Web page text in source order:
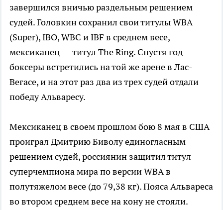
завершился вничью раздельным решением
судей. Головкин сохранил свои титулы WBA
(Super), IBO, WBC и IBF в среднем весе,
мексиканец — титул The Ring. Спустя год
боксеры встретились на той же арене в Лас-
Вегасе, и на этот раз два из трех судей отдали
победу Альваресу.
Мексиканец в своем прошлом бою 8 мая в США
проиграл Дмитрию Биволу единогласным
решением судей, россиянин защитил титул
суперчемпиона мира по версии WBA в
полутяжелом весе (до 79,38 кг). Пояса Альвареса
во втором среднем весе на кону не стояли.